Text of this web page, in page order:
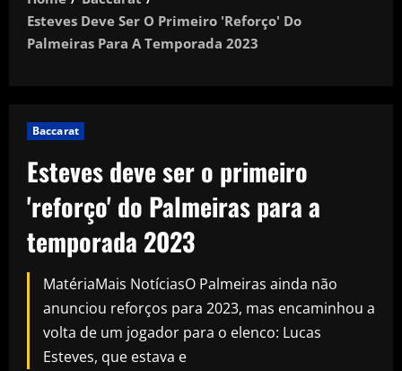
Esteves Deve Ser O Primeiro 'reforço' Do
Palmeiras Para A Temporada 2023
Baccarat
Esteves deve ser o primeiro
'reforço' do Palmeiras para a
temporada 2023
MatériaMais NotíciasO Palmeiras ainda não
anunciou reforços para 2023, mas encaminhou a
volta de um jogador para o elenco: Lucas
Esteves, que estava e